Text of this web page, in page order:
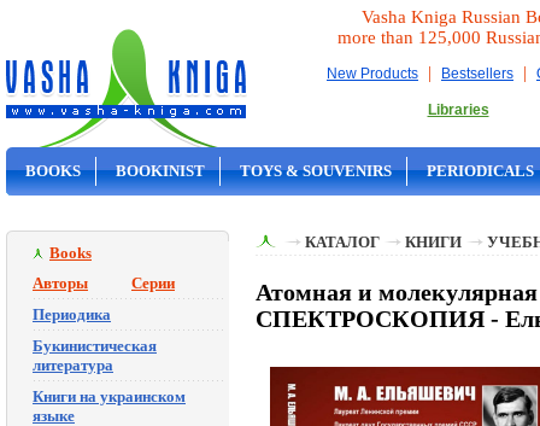
Vasha Kniga Russian
more than 125,000
New Products | Bestsellers |
Libraries
BOOKS BOOKINIST TOYS & SOUVENIRS PERIODICALS
Books
Авторы
Серии
Периодика
Букинистическая
литература
Книги на украинском
языке
КАТАЛОГ КНИГИ
Атомная и
СПЕКТРОСКОПИЯ -